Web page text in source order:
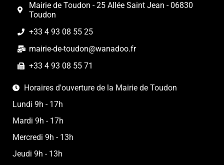
Mairie de Toudon - 25 Allée Saint Jean - 06830
Toudon
+33 4 93 08 55 25
mairie-de-toudon@wanadoo.fr
+33 4 93 08 55 71
Horaires d'ouverture de la Mairie de Toudon
Lundi 9h - 17h
Mardi 9h - 17h
Mercredi 9h - 13h
Jeudi 9h - 13h